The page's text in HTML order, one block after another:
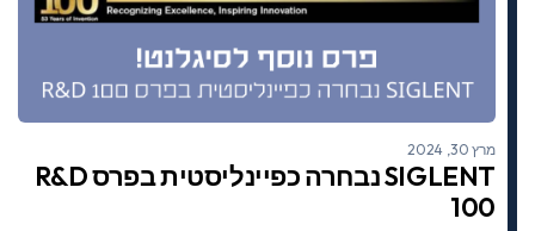
מרץ 30, 2024
SIGLENT נבחרה כפיינליסטית בפרס R&D
100